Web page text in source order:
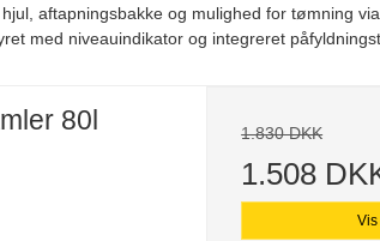
aftapningsbakke og mulighed for tømning
med niveauindikator og integreret
80l 1.830 DKK
1.508